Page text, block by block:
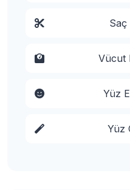
Saç
Vücut
Yüz
Yüz